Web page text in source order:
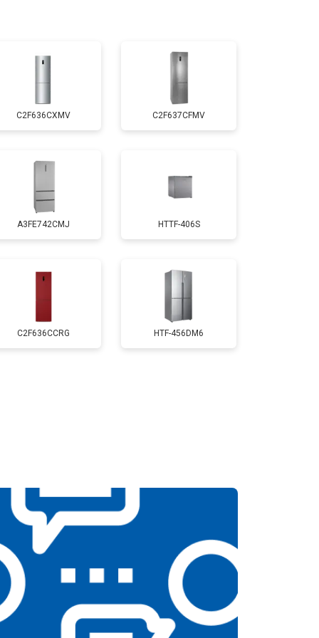
1810 ₽ Заказать
1700 ₽ Заказать
Заказать
1700 ₽ Заказать
4750 ₽
3650 ₽
C2F636CXMV C2F637CFMV
A3FE742CMJ HTTF-406S
C2F636CCRG HTF-456DM6